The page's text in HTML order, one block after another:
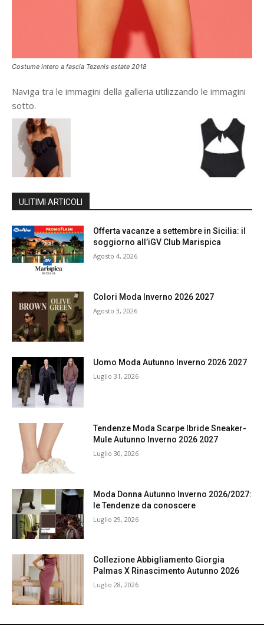
Costume intero a fascia Tezenis estate 2018
Naviga tra le immagini della galleria utilizzando le immagini
sotto.
ULITIMI ARTICOLI
Offerta vacanze a settembre in Sicilia: il
soggiorno all’iGV Club Marispica
Agosto 4, 2026
Colori Moda Inverno 2026 2027
Agosto 3, 2026
Uomo Moda Autunno Inverno 2026 2027
Luglio 31, 2026
Tendenze Moda Scarpe Ibride Sneaker-
Mule Autunno Inverno 2026 2027
Luglio 30, 2026
Moda Donna Autunno Inverno 2026/2027:
le Tendenze da conoscere
Luglio 29, 2026
Collezione Abbigliamento Giorgia
Palmas X Rinascimento Autunno 2026
Luglio 28, 2026